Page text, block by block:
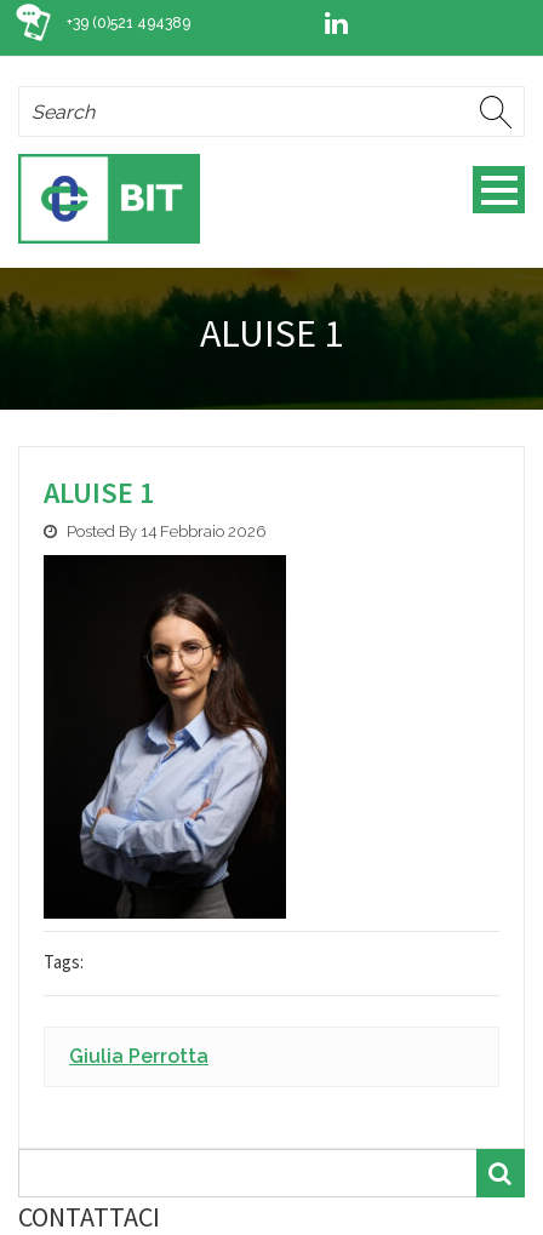
+39 (0)521 494389
ALUISE 1
ALUISE 1
Posted By 14 Febbraio 2026
Tags:
Giulia Perrotta
CONTATTACI